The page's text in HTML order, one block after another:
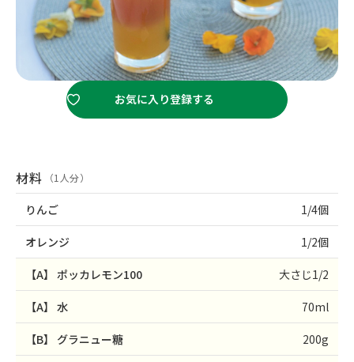
お気に入り登録する
材料 （1人分）
りんご 1/4個
オレンジ 1/2個
【A】 ポッカレモン100 大さじ1/2
【A】 水 70ml
【B】 グラニュー糖 200g